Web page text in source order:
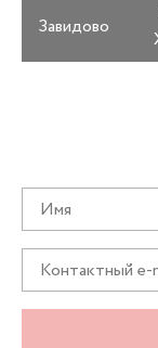
Завидово